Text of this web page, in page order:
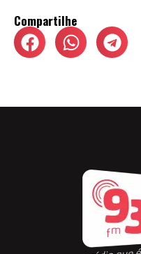
Compartilhe